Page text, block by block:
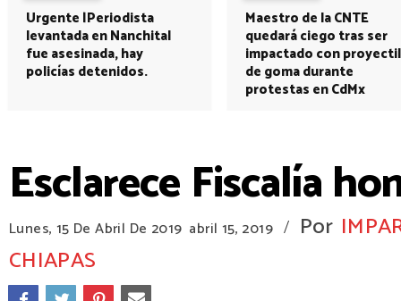
Urgente |Periodista
levantada en Nanchital
fue asesinada, hay
policías detenidos.
Maestro de la CNTE
quedará ciego tras ser
impactado con proyectil
de goma durante
protestas en CdMx
Esclarece Fiscalía
Lunes, 15 De Abril De 2019 abril 15, 2019 / Por
CHIAPAS